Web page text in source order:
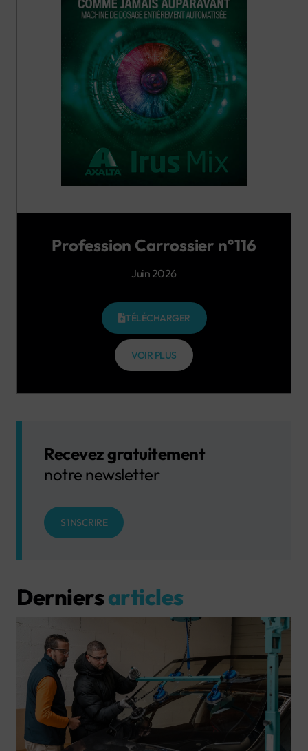
Profession Carrossier n°116
Juin 2026
TÉLÉCHARGER
VOIR PLUS
Recevez gratuitement
notre newsletter
S'INSCRIRE
Derniersarticles